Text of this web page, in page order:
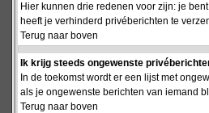
Hier kunnen drie redenen voor zijn: je
heeft je verhinderd privéberichten te
Terug naar boven
Ik krijg steeds ongewenste
In de toekomst wordt er een lijst met
als je ongewenste berichten van iemand
Terug naar boven